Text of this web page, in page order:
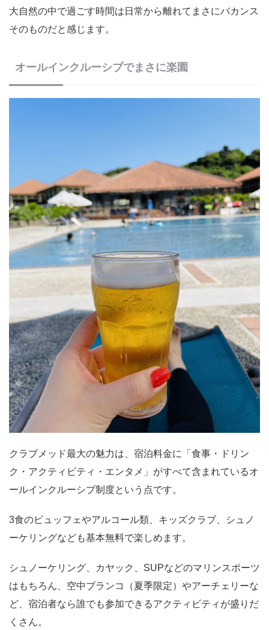
大自然の中で過ごす時間は日常から離れてまさにバカンス
そのものだと感じます。
オールインクルーシブでまさに楽園
クラブメッド最大の魅力は、宿泊料金に「食事・ドリン
ク・アクティビティ・エンタメ」がすべて含まれているオ
ールインクルーシブ制度という点です。
3食のビュッフェやアルコール類、キッズクラブ、シュノ
ーケリングなども基本無料で楽しめます。
シュノーケリング、カヤック、SUPなどのマリンスポーツ
はもちろん、空中ブランコ（夏季限定）やアーチェリーな
ど、宿泊者なら誰でも参加できるアクティビティが盛りだ
くさん。